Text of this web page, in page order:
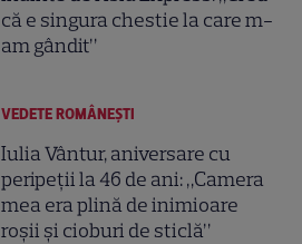
că e singura chestie la care m-
am gândit”
VEDETE ROMÂNEŞTI
Iulia Vântur, aniversare cu
peripeții la 46 de ani: „Camera
mea era plină de inimioare
roșii și cioburi de sticlă”